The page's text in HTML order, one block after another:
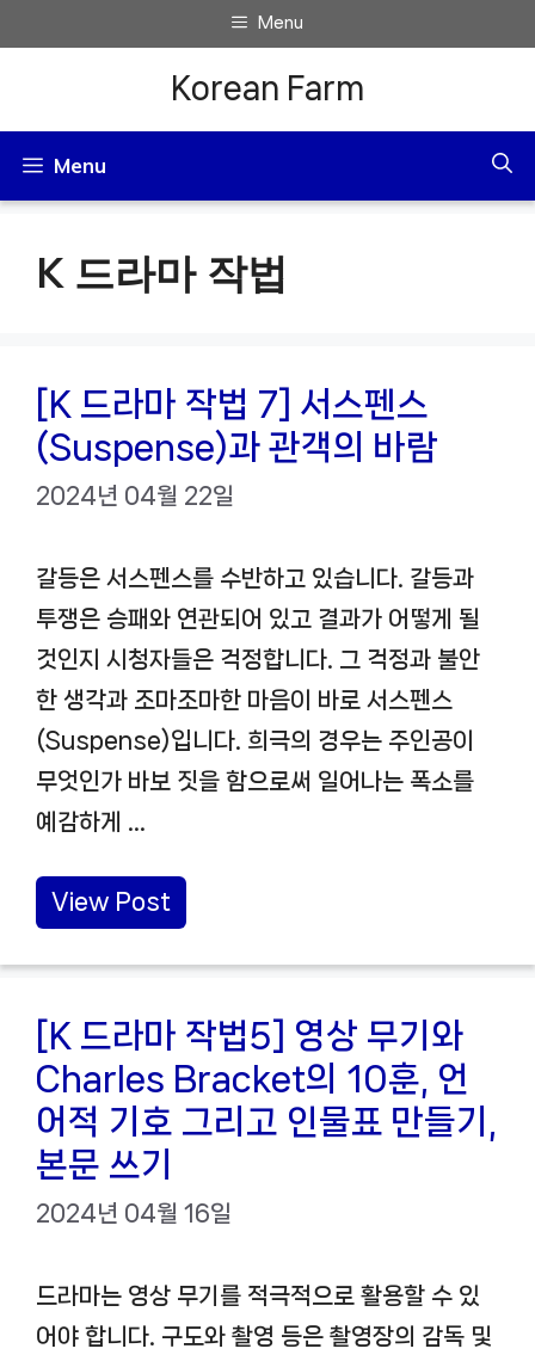
Menu
Korean Farm
Menu
K 드라마 작법
[K 드라마 작법 7] 서스펜스
(Suspense)과 관객의 바람
2024년 04월 22일
갈등은 서스펜스를 수반하고 있습니다. 갈등과
투쟁은 승패와 연관되어 있고 결과가 어떻게 될
것인지 시청자들은 걱정합니다. 그 걱정과 불안
한 생각과 조마조마한 마음이 바로 서스펜스
(Suspense)입니다. 희극의 경우는 주인공이
무엇인가 바보 짓을 함으로써 일어나는 폭소를
예감하게 …
View Post
[K 드라마 작법5] 영상 무기와
Charles Bracket의 10훈, 언
어적 기호 그리고 인물표 만들기,
본문 쓰기
2024년 04월 16일
드라마는 영상 무기를 적극적으로 활용할 수 있
어야 합니다. 구도와 촬영 등은 촬영장의 감독 및